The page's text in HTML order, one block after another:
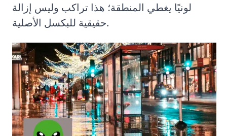
لونيًا يغطي المنطقة؛ هذا تراكب وليس إزالة
حقيقية للبكسل الأصلية.